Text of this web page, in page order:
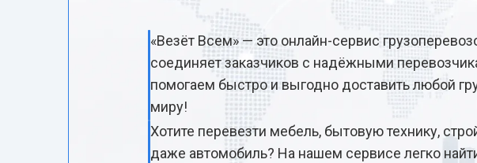
«Везёт Всем» — это онлайн-сервис
соединяет заказчиков с надёжными
помогаем быстро и выгодно доставить любой
миру!
Хотите перевезти мебель, бытовую технику,
даже автомобиль? На нашем сервисе легко